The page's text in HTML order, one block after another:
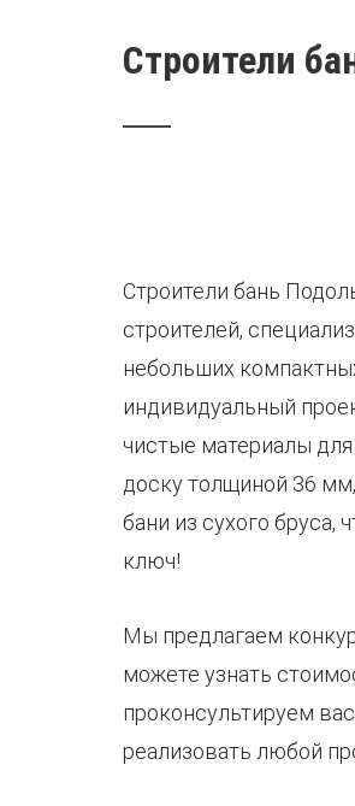
Строители
Строители бань
строителей,
небольших
индивидуальный
чистые материалы
доску толщиной 36
бани из сухого бруса,
ключ!
Мы предлагаем
можете узнать
проконсультируем
реализовать любой